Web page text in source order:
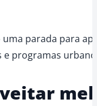
parada para
e programas